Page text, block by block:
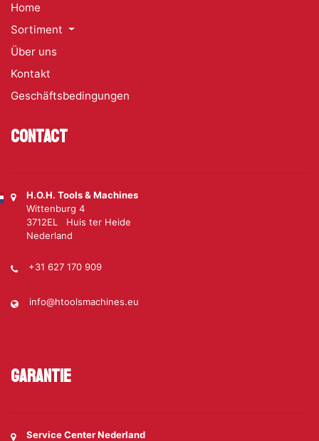
Home
Sortiment
Über uns
Kontakt
Geschäftsbedingungen
Contact
H.O.H. Tools & Machines
Wittenburg 4
3712EL Huis ter Heide
Nederland
+31 627 170 909
info@htoolsmachines.eu
Garantie
Service Center Nederland